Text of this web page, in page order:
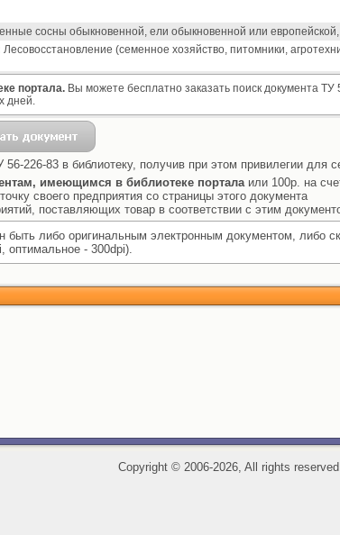
сосны обыкновенной, ели обыкновенной или
Лесовосстановление (семенное хозяйство, питомники,
портала. Вы можете бесплатно заказать поиск документа
дней.
56-226-83 в библиотеку, получив при этом привилегии для
имеющимся в библиотеке порталаили 100р. на
своего предприятия со страницы этого документа
поставляющих товар в соответствии с этим
либо оригинальным электронным документом, либо
оптимальное - 300dpi).
Copyright ©2006-2026, All rights